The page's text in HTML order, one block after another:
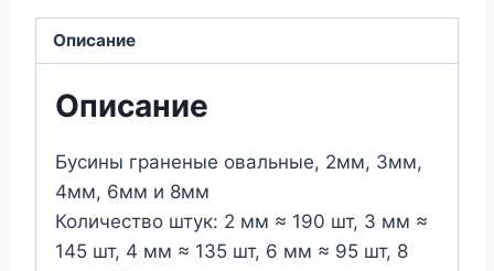
нити
Rondelle
087
дымчато-
сиреневый)
Описание
Описание
Бусины граненые овальные, 2мм, 3мм,
4мм, 6мм и 8мм
Количество штук: 2 мм ≈ 190 шт, 3 мм ≈
145 шт, 4 мм ≈ 135 шт, 6 мм ≈ 95 шт, 8